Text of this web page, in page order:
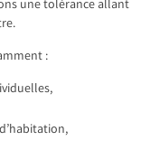
une tolérance allant
: